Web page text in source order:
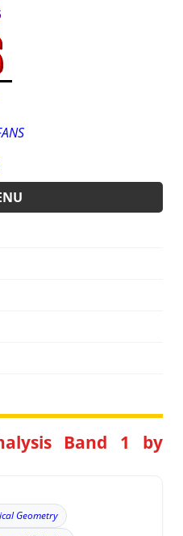
Band 1 by
Geometry